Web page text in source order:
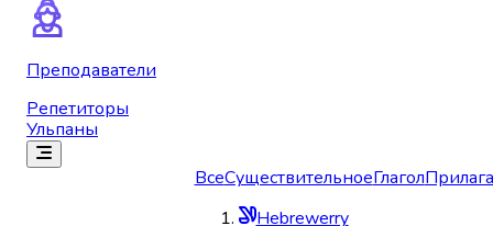
Преподаватели
Репетиторы
Ульпаны
ВсеСуществительноеГлагол
Hebrewerry